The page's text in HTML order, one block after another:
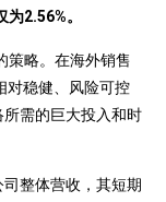
2.56%。
策略。在海外销售
对稳健、风险可控
需的巨大投入和时
整体营收，其短期